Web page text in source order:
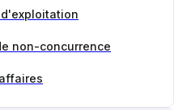
non-concurrence